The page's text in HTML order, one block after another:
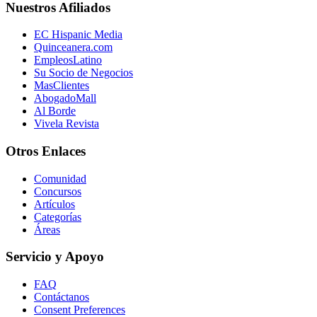
Nuestros Afiliados
EC Hispanic Media
Quinceanera.com
EmpleosLatino
Su Socio de Negocios
MasClientes
AbogadoMall
Al Borde
Vivela Revista
Otros Enlaces
Comunidad
Concursos
Artículos
Categorías
Áreas
Servicio y Apoyo
FAQ
Contáctanos
Consent Preferences